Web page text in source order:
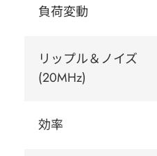
負荷変動
リップル＆ノイズ
(20MHz)
効率